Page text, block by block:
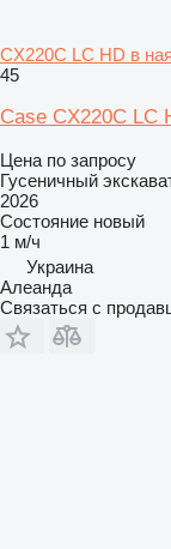
CX220C LC HD в
45
Case CX220C LC
Цена по запросу
Гусеничный
2026
Состояние новый
1 м/ч
Украина
Алеанда
Связаться с